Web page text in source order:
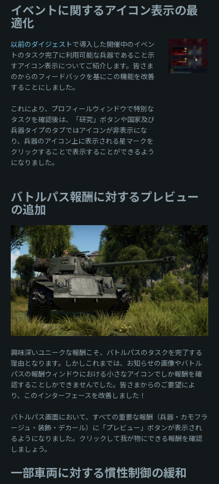
イベントに関するアイコン表示の最
適化
以前のダイジェストで導入した開催中のイベン
トのタスク完了に利用可能な兵器であること示
すアイコン表示についてご紹介します。皆さま
のからのフィードバックを基にこの機能を改善
することにしました。
これにより、プロフィールウィンドウで特別な
タスクを確認後は、「研究」ボタンや国家及び
兵器タイプのタブではアイコンが非表示にな
り、兵器のアイコン上に表示される星マークを
クリックすることで表示することができるよう
になりました。
バトルパス報酬に対するプレビュー
の追加
興味深いユニークな報酬こそ、バトルパスのタスクを完了する
理由となります。しかしこれまでは、お知らせの画像やバトル
パスの報酬ウィンドウにおける小さなアイコンでしか報酬を確
認することしかできませんでした。皆さまからのご要望によ
り、このインターフェースを改善しました！
バトルパス画面において、すべての重要な報酬（兵器・カモフラ
ージュ・装飾・デカール）に「プレビュー」ボタンが表示され
るようになりました。クリックして我が物にできる報酬を確認
しましょう。
一部車両に対する慣性制御の緩和